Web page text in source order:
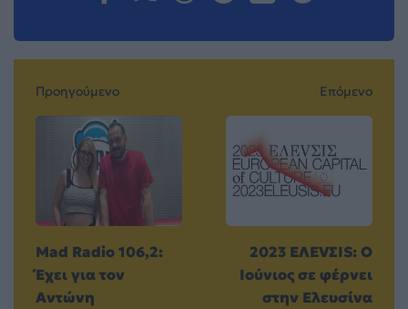
Προηγούμενο
Mad Radio 106,2:
Έχει για τον
Αντώνη
Επόμενο
2023 EΛEVΣIS: Ο
Ιούνιος σε φέρνει
στην Ελευσίνα